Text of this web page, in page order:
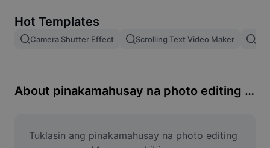
Image merge
Resize Image
Meme Generator
Hot Templates
Camera Shutter Effect Scrolling Text Video Maker
About pinakamahusay na photo editing apps para sa Mac
Tuklasin ang pinakamahusay na photo editing